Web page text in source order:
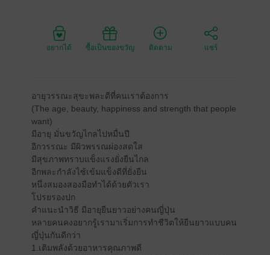
อยากได้ ซื้อเป็นของขวัญ ติดตาม แชร์
อายุวรรณะสุขะพละดีที่คนเราต้องการ
(The age, beauty, happiness and strength that people
want)
มีอายุ มั่นขวัญไกลไปหมื่นปี
อีกวรรณะ มีผิวพรรณผ่องสดใส
มีสุขภาพทราบแข็งแรงยั่งยืนไกล
อีกพละกำลังไซ้เข้มแข็งดีที่ยั่งยืน
หนึ่งสมองสองมือทำได้ด้วยตัวเรา
โปรยรองปก
คำแนะนำวิธี มีอายุยืนยาวอย่างคนญี่ปุ่น
หลายคนคงอยากรู้เรามาเริ่มการทำชีวิตให้ยืนยาวแบบคน
ญี่ปุ่นกันดีกว่า
1.เติมพลังด้วยอาหารคุณภาพดี